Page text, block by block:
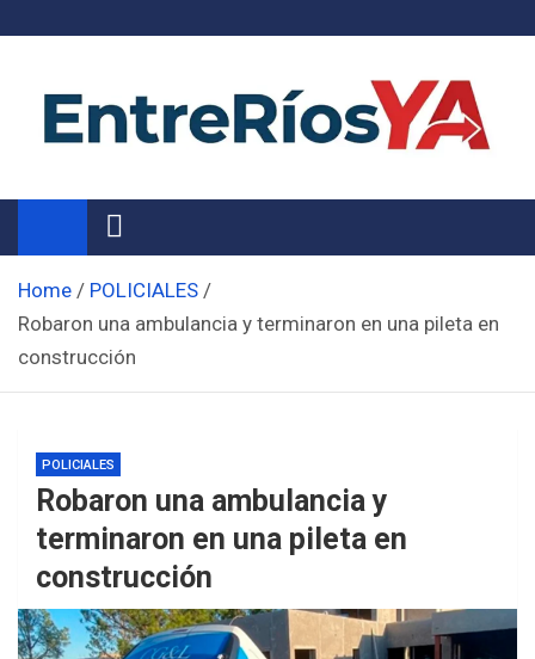
Noticias de Entre Ríos
Información de toda la provincia ahora
Home
POLICIALES
Robaron una ambulancia y terminaron en una pileta en
construcción
POLICIALES
Robaron una ambulancia y
terminaron en una pileta en
construcción